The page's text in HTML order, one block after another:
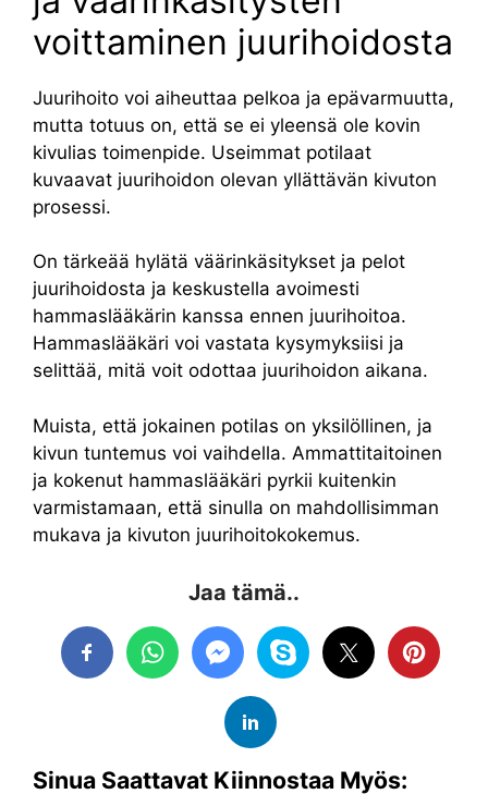
voittaminen juurihoidosta
Juurihoito voi aiheuttaa pelkoa ja epävarmuutta,
mutta totuus on, että se ei yleensä ole kovin
kivulias toimenpide. Useimmat potilaat
kuvaavat juurihoidon olevan yllättävän kivuton
prosessi.
On tärkeää hylätä väärinkäsitykset ja pelot
juurihoidosta ja keskustella avoimesti
hammaslääkärin kanssa ennen juurihoitoa.
Hammaslääkäri voi vastata kysymyksiisi ja
selittää, mitä voit odottaa juurihoidon aikana.
Muista, että jokainen potilas on yksilöllinen, ja
kivun tuntemus voi vaihdella. Ammattitaitoinen
ja kokenut hammaslääkäri pyrkii kuitenkin
varmistamaan, että sinulla on mahdollisimman
mukava ja kivuton juurihoitokokemus.
Jaa tämä..
Sinua Saattavat Kiinnostaa Myös: